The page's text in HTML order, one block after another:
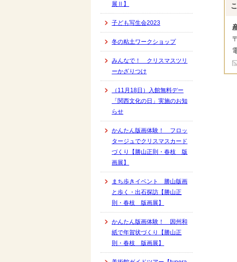
展Ⅱ】
子ども写生会2023
冬の粘土ワークショップ
みんなで！ クリスマスツリ
ーかざりつけ
（11月18日）入館無料デー
「関西文化の日」実施のお知
らせ
かんたん版画体験！ フロッ
タージュでクリスマスカード
づくり【勝山正則・春枝 版
画展】
まち歩きイベント 勝山版画
と歩く・出石探訪【勝山正
則・春枝 版画展】
かんたん版画体験！ 因州和
紙で年賀状づくり【勝山正
則・春枝 版画展】